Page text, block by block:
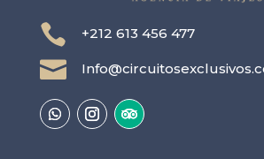
 +212 613 456 477
